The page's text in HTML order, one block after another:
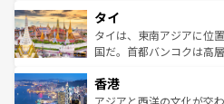
リティに包まれながら、
わってみ
覧を参照してほしい。
急速な発展と共に伝統が
ーチミン市のフランス統
醸し出している。また、
とつ。フォーやバインミ
ひ現地で味わいたい。ど
タイ
タイは、東南アジアに位
国だ。首都バンコクは高
の活気が交差している。
帯で自然と触れ合い、南
香港
アジアと西洋の文化が交